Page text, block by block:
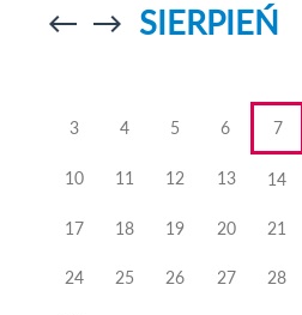
Przejdź doPrzejdź do
SIERPIEŃ
3 4 5 6 7
10 11 12 13 14
17 18 19 20 21
24 25 26 27 28